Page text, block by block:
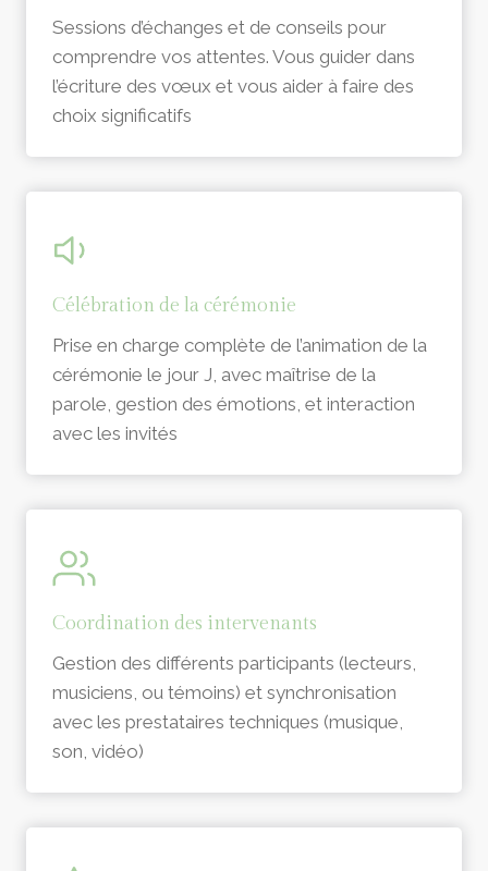
Sessions d’échanges et de conseils pour
comprendre vos attentes. Vous guider dans
l’écriture des vœux et vous aider à faire des
choix significatifs
Célébration de la cérémonie
Prise en charge complète de l’animation de la
cérémonie le jour J, avec maîtrise de la
parole, gestion des émotions, et interaction
avec les invités
Coordination des intervenants
Gestion des différents participants (lecteurs,
musiciens, ou témoins) et synchronisation
avec les prestataires techniques (musique,
son, vidéo)